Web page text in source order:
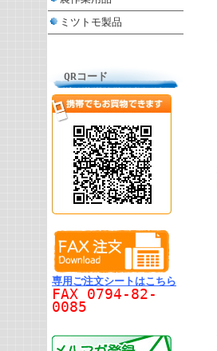
ミツトモ製品
QRコード
専用ご注文シートはこちら
FAX 0794-82-
0085